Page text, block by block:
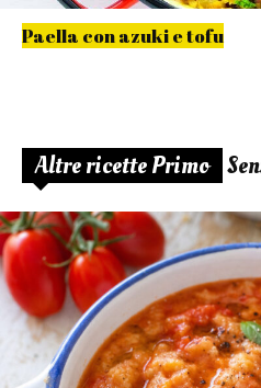
Paella con azuki e tofu
Altre ricette Primo